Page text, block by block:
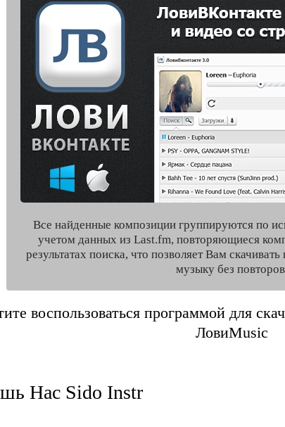
Все найденные композиции группируются по
учетом данных из Last.fm, повторяющиеся
результатах поиска, что позволяет Вам
музыку без
воспользоваться программой для
ЛовиMusic
Нас Sido Instr